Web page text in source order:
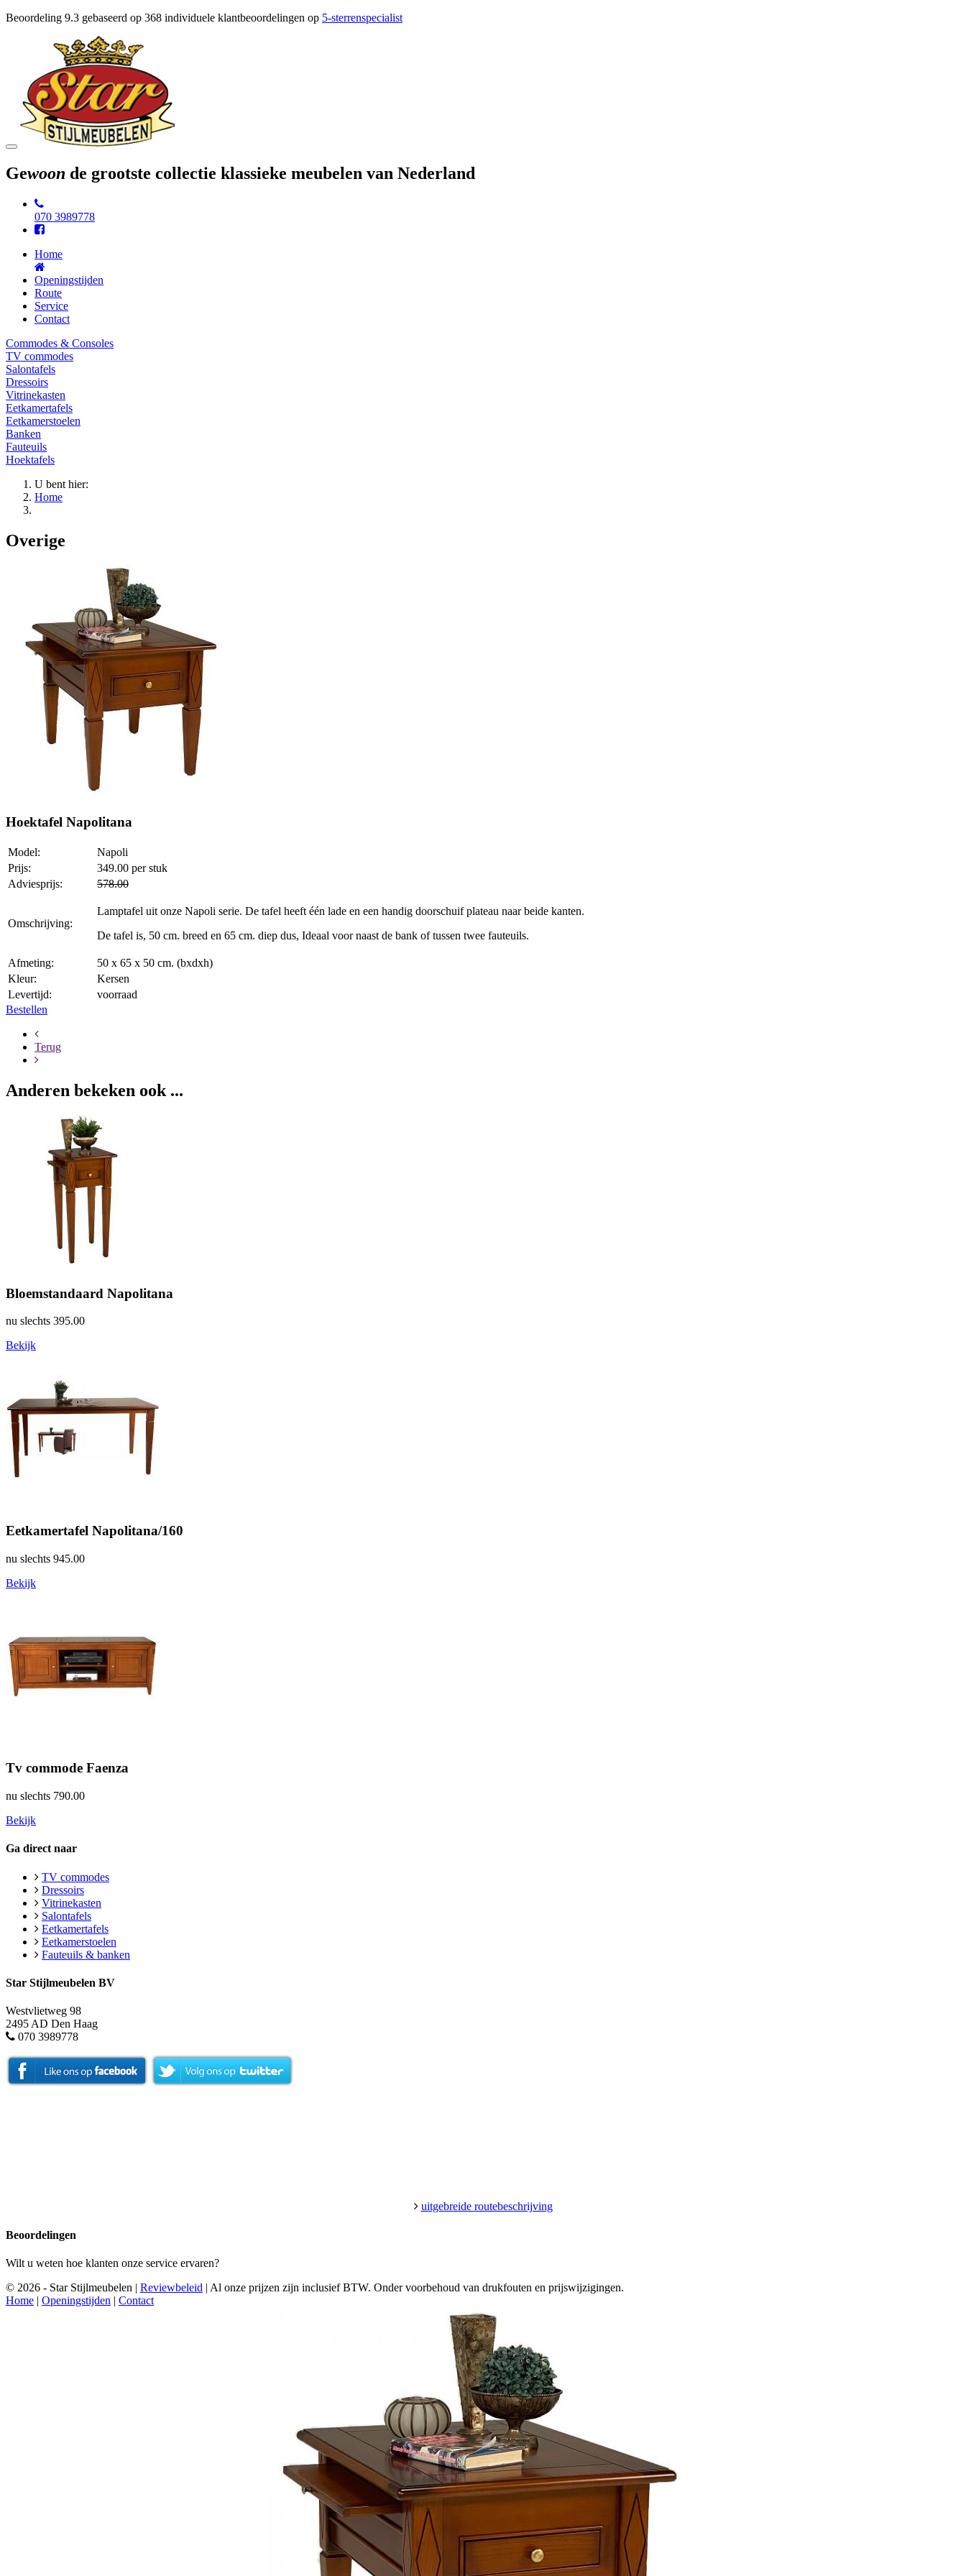
Beoordeling 9.3 gebaseerd op 368 individuele klantbeoordelingen op 5-sterrenspecialist
Toggle
Gewoon de grootste collectie klassieke meubelen van Nederland
070 3989778
Home
Openingstijden
Route
Service
Contact
Commodes & Consoles
TV commodes
Salontafels
Dressoirs
Vitrinekasten
Eetkamertafels
Eetkamerstoelen
Banken
Fauteuils
Hoektafels
U bent hier:
Home
Overige
Hoektafel Napolitana
Model:
Napoli
Prijs:
349.00 per stuk
Adviesprijs:
578.00
Omschrijving:
Lamptafel uit onze Napoli serie. De tafel heeft één lade en een handig doorschuif plateau naar beide kanten.
De tafel is, 50 cm. breed en 65 cm. diep dus, Ideaal voor naast de bank of tussen twee fauteuils.
Afmeting:
50 x 65 x 50 cm. (bxdxh)
Kleur:
Kersen
Levertijd:
voorraad
Bestellen
Terug
Anderen bekeken ook ...
Bloemstandaard Napolitana
nu slechts 395.00
Bekijk
Eetkamertafel Napolitana/160
nu slechts 945.00
Bekijk
Tv commode Faenza
nu slechts 790.00
Bekijk
Ga direct naar
TV commodes
Dressoirs
Vitrinekasten
Salontafels
Eetkamertafels
Eetkamerstoelen
Fauteuils & banken
Star Stijlmeubelen BV
Westvlietweg 98
2495 AD Den Haag
070 3989778
uitgebreide routebeschrijving
Beoordelingen
Wilt u weten hoe klanten onze service ervaren?
© 2026 - Star Stijlmeubelen | Reviewbeleid | Al onze prijzen zijn inclusief BTW. Onder voorbehoud van drukfouten en prijswijzigingen.
Home | Openingstijden | Contact